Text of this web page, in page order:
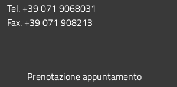
Tel. +39 071 9068031
Fax. +39 071 908213
Prenotazione appuntamento